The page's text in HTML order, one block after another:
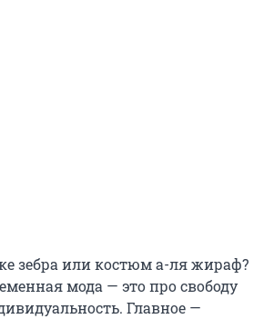
зебра или костюм а-ля жираф?
мода — это про свободу
Главное —